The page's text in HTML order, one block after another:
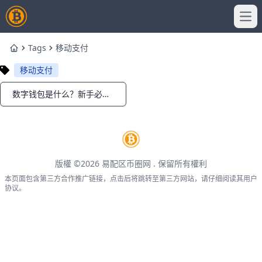
HomeTags
移动支付
移动支付
Notifications 数字钱包是什么？新手必看的完整使用指南
版權 ©2026 易配区币圈网 . 保留所有權利
本页面包含第三方合作推广链接，点击后将跳转至第三方网站，请仔细阅读其用户
协议。